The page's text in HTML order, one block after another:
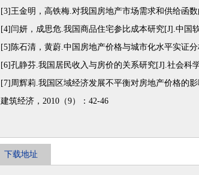
[3]王金明，高铁梅.对我国房地产市场需求和供给函
[4]闫妍，成思危.我国商品住宅参比成本研究[J].中国
[5]陈石清，黄蔚.中国房地产价格与城市化水平实证
[6]孔静芬.我国居民收入与房价的关系研究[J].社会科
[7]周辉莉.我国区域经济发展不平衡对房地产价格的
建筑经济，2010（9）：42-46
下载地址